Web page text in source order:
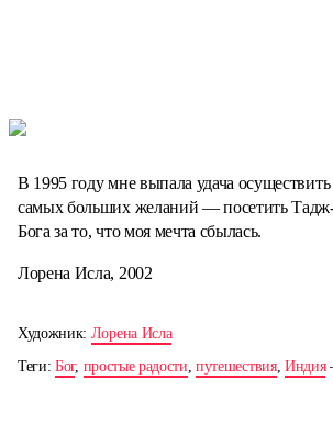
В 1995 году мне выпала удача
самых больших желаний — посетить
Бога за то, что моя мечта сбылась.
Лорена Исла, 2002
Художник: Лорена Исла
Теги:Бог, простые радости,путешествия, Индия